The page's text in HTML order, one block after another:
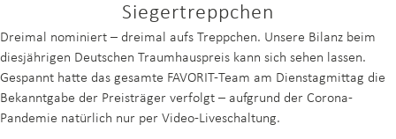
Siegertreppchen
Dreimal nominiert – dreimal aufs Treppchen. Unsere Bilanz beim
diesjährigen Deutschen Traumhauspreis kann sich sehen lassen.
Gespannt hatte das gesamte FAVORIT-Team am Dienstagmittag die
Bekanntgabe der Preisträger verfolgt – aufgrund der Corona-
Pandemie natürlich nur per Video-Liveschaltung.